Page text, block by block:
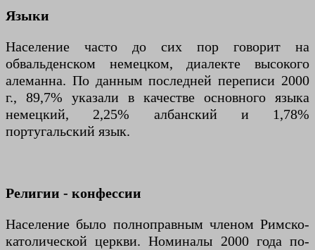
Языки
Население часто до сих пор говорит на
обвальденском немецком, диалекте высокого
алеманна. По данным последней переписи 2000
г., 89,7% указали в качестве основного языка
немецкий, 2,25% албанский и 1,78%
португальский язык.
Религии - конфессии
Население было полноправным членом Римско-
католической церкви. Номиналы 2000 года по-